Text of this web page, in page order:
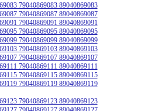
79040869083 89040869083
79040869087 89040869087
79040869091 89040869091
79040869095 89040869095
79040869099 89040869099
79040869103 89040869103
79040869107 89040869107
79040869111 89040869111
79040869115 89040869115
79040869119 89040869119
79040869123 89040869123